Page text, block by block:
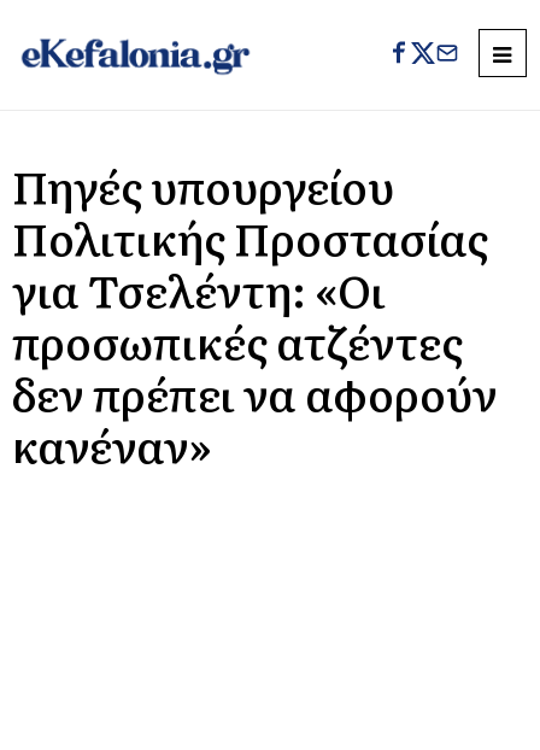
Πηγές υπουργείου
Πολιτικής Προστασίας
για Τσελέντη: «Οι
προσωπικές ατζέντες
δεν πρέπει να αφορούν
κανέναν»